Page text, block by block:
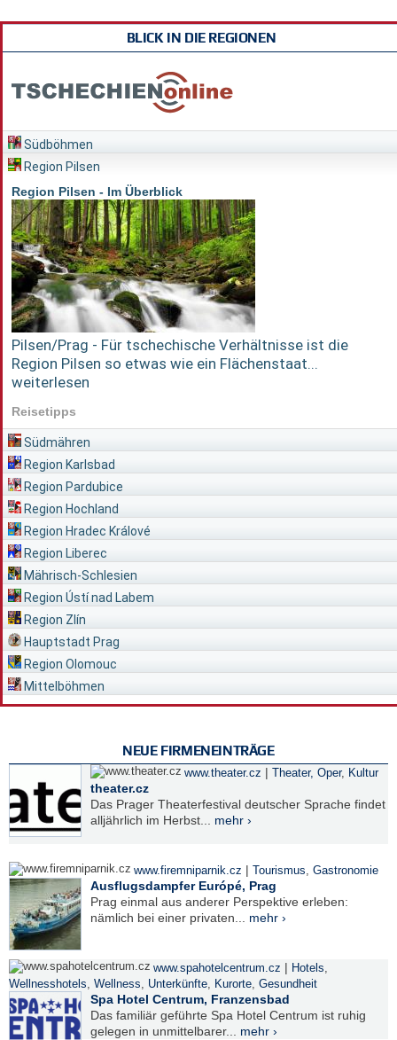
BLICK IN DIE REGIONEN
Südböhmen
Region Pilsen
Region Pilsen - Im Überblick
Pilsen/Prag - Für tschechische Verhältnisse ist die
Region Pilsen so etwas wie ein Flächenstaat...
weiterlesen
Reisetipps
Südmähren
Region Karlsbad
Region Pardubice
Region Hochland
Region Hradec Králové
Region Liberec
Mährisch-Schlesien
Region Ústí nad Labem
Region Zlín
Hauptstadt Prag
Region Olomouc
Mittelböhmen
NEUE FIRMENEINTRÄGE
www.theater.cz | Theater, Oper, Kultur
theater.cz
Das Prager Theaterfestival deutscher Sprache findet
alljährlich im Herbst... mehr ›
www.firemniparnik.cz | Tourismus, Gastronomie
Ausflugsdampfer Európé, Prag
Prag einmal aus anderer Perspektive erleben:
nämlich bei einer privaten... mehr ›
www.spahotelcentrum.cz | Hotels,
Wellnesshotels, Wellness, Unterkünfte, Kurorte, Gesundheit
Spa Hotel Centrum, Franzensbad
Das familiär geführte Spa Hotel Centrum ist ruhig
gelegen in unmittelbarer... mehr ›